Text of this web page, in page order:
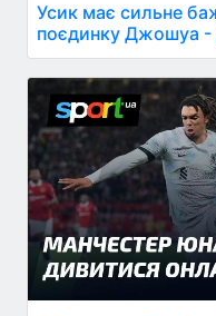
Усик має сильне
поєдинку Джошуа